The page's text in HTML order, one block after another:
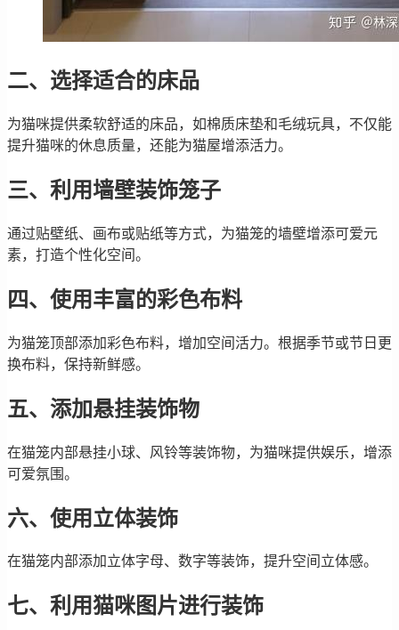
二、选择适合的床品
为猫咪提供柔软舒适的床品，如棉质床垫和毛绒玩具，不仅能
提升猫咪的休息质量，还能为猫屋增添活力。
三、利用墙壁装饰笼子
通过贴壁纸、画布或贴纸等方式，为猫笼的墙壁增添可爱元
素，打造个性化空间。
四、使用丰富的彩色布料
为猫笼顶部添加彩色布料，增加空间活力。根据季节或节日更
换布料，保持新鲜感。
五、添加悬挂装饰物
在猫笼内部悬挂小球、风铃等装饰物，为猫咪提供娱乐，增添
可爱氛围。
六、使用立体装饰
在猫笼内部添加立体字母、数字等装饰，提升空间立体感。
七、利用猫咪图片进行装饰